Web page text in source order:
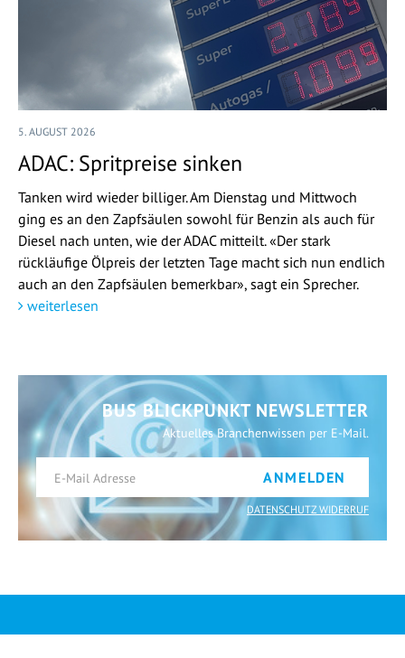
5. AUGUST 2026
ADAC: Spritpreise sinken
Tanken wird wieder billiger. Am Dienstag und Mittwoch
ging es an den Zapfsäulen sowohl für Benzin als auch für
Diesel nach unten, wie der ADAC mitteilt. «Der stark
rückläufige Ölpreis der letzten Tage macht sich nun endlich
auch an den Zapfsäulen bemerkbar», sagt ein Sprecher.
weiterlesen
BUS BLICKPUNKT NEWSLETTER
Aktuelles Branchenwissen per E-Mail.
ANMELDEN
DATENSCHUTZ WIDERRUF